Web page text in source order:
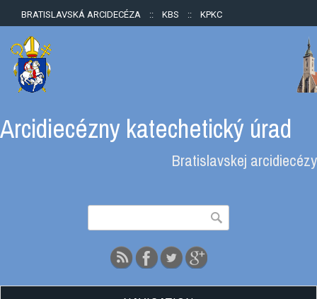
BRATISLAVSKÁ ARCIDECÉZA :: KBS :: KPKC
Arcidiecézny katechetický úrad
Bratislavskej arcidiecézy
Vyhľadávanie